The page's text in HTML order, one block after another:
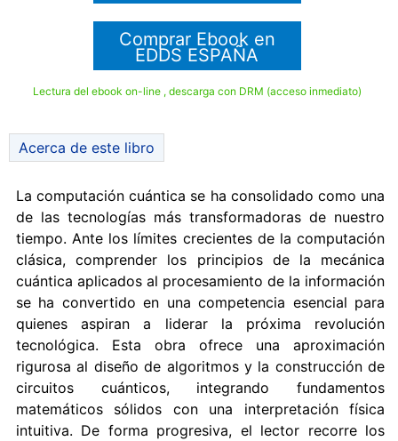
Comprar Ebook en
EDDS ESPAÑA
Lectura del ebook on-line , descarga con DRM (acceso inmediato)
Acerca de este libro
La computación cuántica se ha consolidado como una
de las tecnologías más transformadoras de nuestro
tiempo. Ante los límites crecientes de la computación
clásica, comprender los principios de la mecánica
cuántica aplicados al procesamiento de la información
se ha convertido en una competencia esencial para
quienes aspiran a liderar la próxima revolución
tecnológica. Esta obra ofrece una aproximación
rigurosa al diseño de algoritmos y la construcción de
circuitos cuánticos, integrando fundamentos
matemáticos sólidos con una interpretación física
intuitiva. De forma progresiva, el lector recorre los